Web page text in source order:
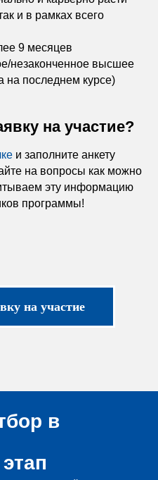
и в рамках всего
9 месяцев
незаконченное высшее
на последнем курсе)
на участие?
и заполните анкету
на вопросы как можно
эту информацию
программы!
на участие
умение
и